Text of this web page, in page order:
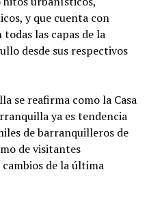
y que cuenta con
todas las capas de la
desde sus respectivos
se reafirma como la Casa
ya es tendencia
de barranquilleros de
de visitantes
de la última